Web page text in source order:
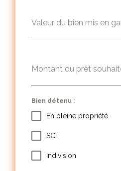
Valeur du bien mis en
Montant du prêt
Bien détenu :
En pleine propriété
SCI
Indivision